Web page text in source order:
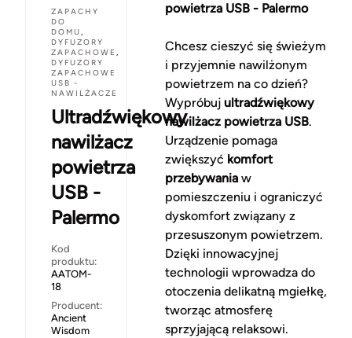
ZAPACHY
DO
DOMU,
DYFUZORY
ZAPACHOWE ,
DYFUZORY
ZAPACHOWE
USB -
NAWILŻACZE
Ultradźwiękowy
nawilżacz
powietrza
USB -
Palermo
Kod
produktu:
AATOM-
18
Producent:
Ancient
Wisdom
powietrza USB - Palermo
Chcesz cieszyć się świeżym
i przyjemnie nawilżonym
powietrzem na co dzień?
Wypróbuj ultradźwiękowy
nawilżacz powietrza USB.
Urządzenie pomaga
zwiększyć komfort
przebywaniaw
pomieszczeniu i ograniczyć
dyskomfort związany z
przesuszonym powietrzem.
Dzięki innowacyjnej
technologii wprowadza do
otoczenia delikatną mgiełkę,
tworząc atmosferę
sprzyjającą relaksowi.